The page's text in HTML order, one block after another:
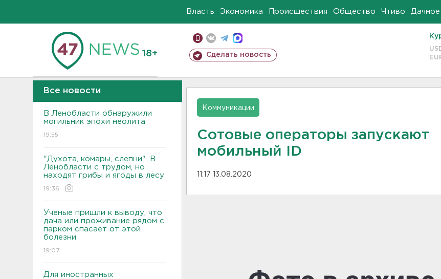
Власть Экономика Происшествия Общество Чтиво
18+ Сделать новость
Все новости
В Ленобласти обнаружили
могильник эпохи неолита
19:55
"Духота, комары, слепни". В
Ленобласти с трудом, но
находят грибы и ягоды в лесу
19:36
Ученые пришли к выводу, что
дача или проживание рядом с
парком спасает от этой
болезни
19:07
Для иностранных
Коммуникации
Сотовые операторы запускают
мобильный ID
11:17 13.08.2020